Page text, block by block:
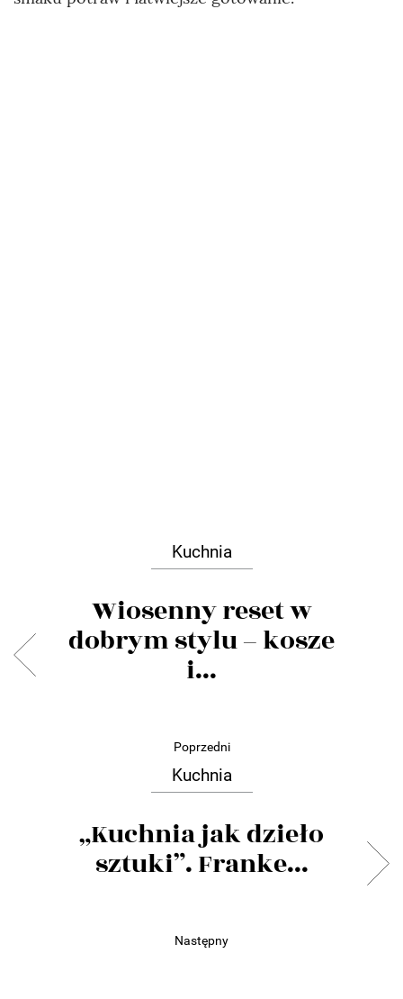
Kuchnia
Wiosenny reset w
dobrym stylu – kosze
i...
Poprzedni
Kuchnia
„Kuchnia jak dzieło
sztuki”. Franke...
Następny